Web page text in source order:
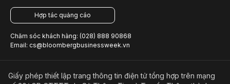
Hợp tác quảng cáo
Chăm sóc khách hàng: (028) 888 90868
Email: cs@bloombergbusinessweek.vn
Giấy phép thiết lập trang thông tin điện tử tổng hợp trên mạng